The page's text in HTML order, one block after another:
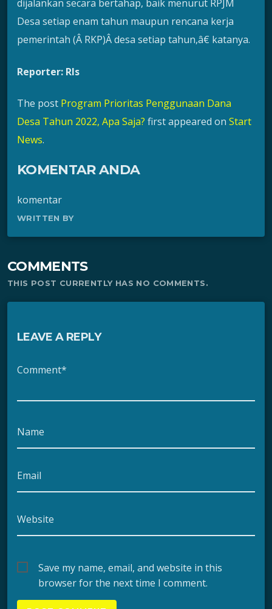
dijalankan secara bertahap, baik menurut RPJM
Desa setiap enam tahun maupun rencana kerja
pemerintah (Â RKP)Â desa setiap tahun,â€ katanya.
Reporter: Rls
The post Program Prioritas Penggunaan Dana
Desa Tahun 2022, Apa Saja? first appeared on Start
News.
KOMENTAR ANDA
komentar
WRITTEN BY
COMMENTS
THIS POST CURRENTLY HAS NO COMMENTS.
LEAVE A REPLY
Comment*
Name
Email
Website
Save my name, email, and website in this
browser for the next time I comment.